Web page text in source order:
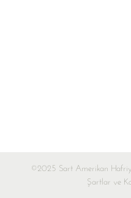
©2025 Sart Amerikan
Şartlar ve